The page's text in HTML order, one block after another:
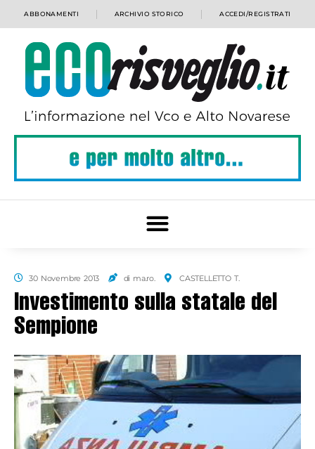
ABBONAMENTI ARCHIVIO STORICO ACCEDI/REGISTRATI
30 Novembre 2013 di ma.ro. CASTELLETTO T.
Investimento sulla statale del
Sempione